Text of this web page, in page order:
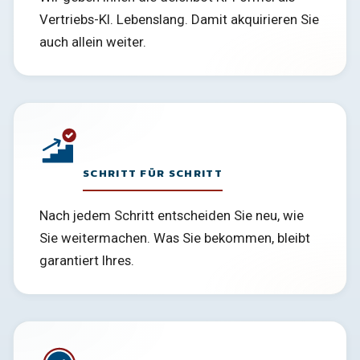
Vertriebs-KI. Lebenslang. Damit akquirieren Sie
auch allein weiter.
SCHRITT FÜR SCHRITT
Nach jedem Schritt entscheiden Sie neu, wie
Sie weitermachen. Was Sie bekommen, bleibt
garantiert Ihres.